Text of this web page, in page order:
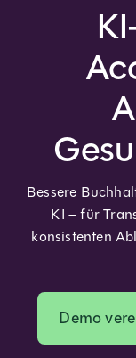
Bessere
KI – für
konsistenten
Demo